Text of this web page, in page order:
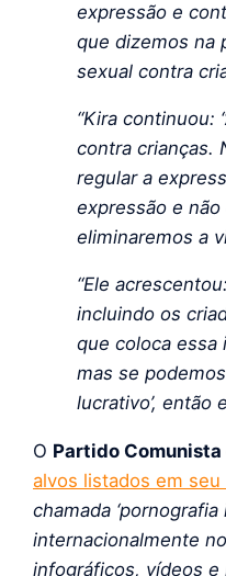
expressão e
que dizemos na
sexual contra
“Kira continuou:
contra crianças.
regular a
expressão e
eliminaremos a
“Ele
incluindo os
que coloca essa
mas se
lucrativo’, então
O Partido Comunista
alvos listados em
chamada
internacionalmente
infográficos, vídeos